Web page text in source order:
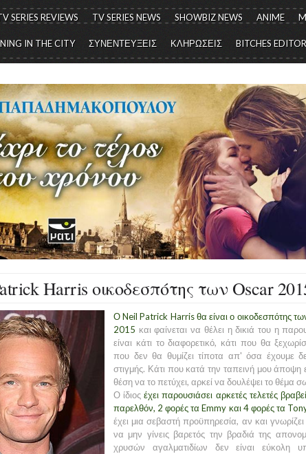
SERIES REVIEWS TV SERIES NEWS SHOWBIZ NEWS ANIME
IN THE CITY ΣΥΝΕΝΤΕΥΞΕΙΣ ΚΛΗΡΩΣΕΙΣ BITCHES
Harris οικοδεσπότης των Oscar
Ο Neil Patrick Harris θα είναι ο οικοδεσπότης
2015 και φαίνεται να θέλει η δικιά του η
είναι κάτι το διαφορετικό, κάτι που θα
που δεν θα θυμίζει τίποτα απ' όσα έχουμε
στιγμής. Κάτι που κατά την ταπεινή μου άποψη
θέση να το πετύχει, αρκεί να δουλέψει το θέμα
Ο ίδιοςέχει παρουσιάσει αρκετές τελετές
παρελθόν, 2 φορές τα Emmy και 4 φορές τα
έχει μια σεβαστή προϋπηρεσία, αν και
να μην γίνεις βαρετός την βραδιά της
χρυσών αγαλματιδίων δεν είναι εύκολη